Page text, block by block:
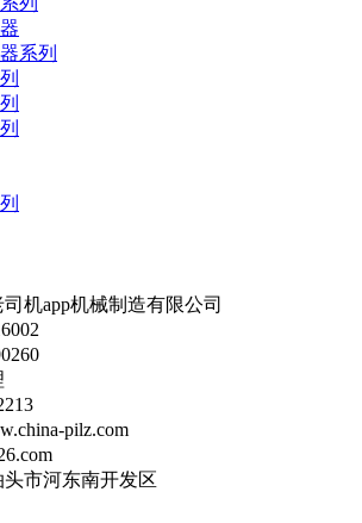
系列
机app机械制造有限公司
pilz.com
市河东南开发区